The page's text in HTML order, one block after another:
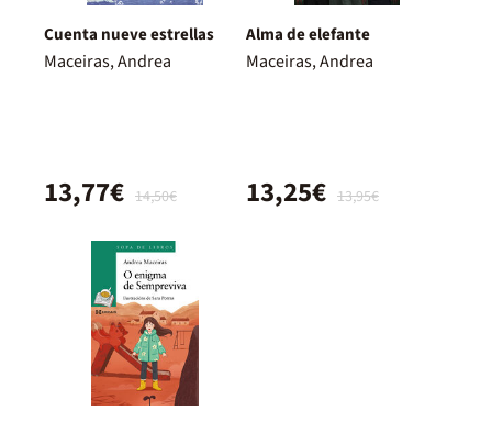
Cuenta nueve estrellas
Maceiras, Andrea
14,50€
13,77€
Alma de elefante
Maceiras, Andrea
13,95€
13,25€